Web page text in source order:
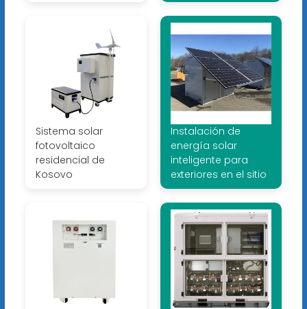
Sistema solar
fotovoltaico
residencial de
Kosovo
Instalación de
energía solar
inteligente para
exteriores en el sitio